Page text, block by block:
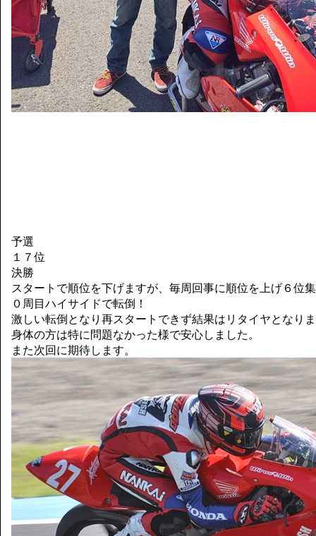
予選
１７位
決勝
スタートで順位を下げますが、毎周回事に順位を上げ６位
０周目ハイサイドで転倒！
激しい転倒となり再スタートできず結果はリタイヤとなり
身体の方は特に問題なかった様で安心しました。
また次回に期待します。